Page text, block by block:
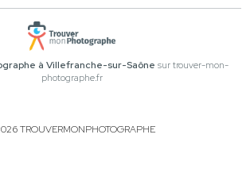
à Villefranche-sur-Saône sur trouver-mon-
photographe.fr
TROUVERMONPHOTOGRAPHE